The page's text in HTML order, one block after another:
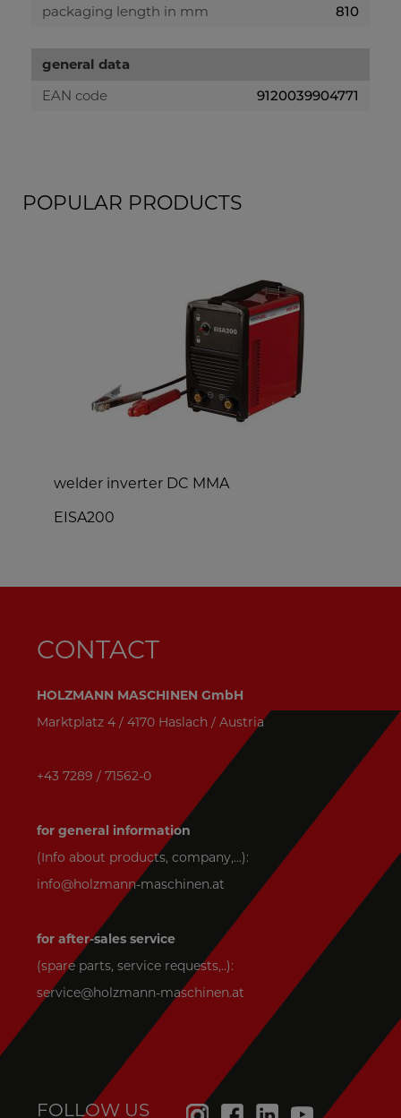
packaging length in mm
810
general data
EAN code
9120039904771
POPULAR PRODUCTS
welder inverter DC MMA
EISA200
CONTACT
HOLZMANN MASCHINEN GmbH
Marktplatz 4 / 4170 Haslach / Austria
+43 7289 / 71562-0
for general information
(Info about products, company,...):
info@holzmann-maschinen.at
for after-sales service
(spare parts, service requests,..):
service@holzmann-maschinen.at
FOLLOW US